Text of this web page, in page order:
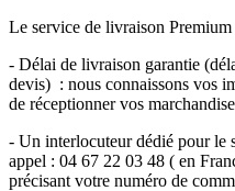
Le service de livraison
- Délai de livraison garantie
devis) : nous connaissons vos
de réceptionner vos
- Un interlocuteur dédié pour le
appel : 04 67 22 03 48 ( en
précisant votre numéro de